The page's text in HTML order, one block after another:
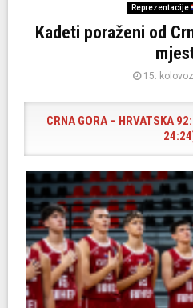
Reprezentacije
Kadeti poraženi od
15.
CRNA GORA – HRVATSKA